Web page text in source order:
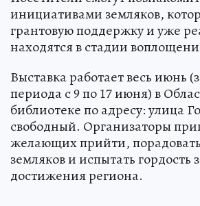
инициативами земляков,
грантовую поддержку и уже
находятся в стадии
Выставка работает весь июнь
периода с 9 по 17 июня) в
библиотеке по адресу: улица
свободный. Организаторы
желающих прийти,
земляков и испытать гордость
достижения региона.